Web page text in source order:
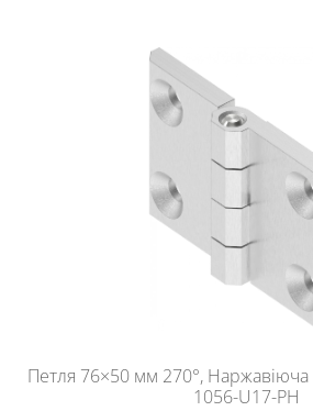
Петля 76×50 мм 270°, Наржавіюча
1056-U17-PH